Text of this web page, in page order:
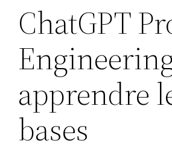
ChatGPT
apprendre
bases